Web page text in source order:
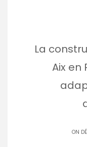
La
Aix en
ON